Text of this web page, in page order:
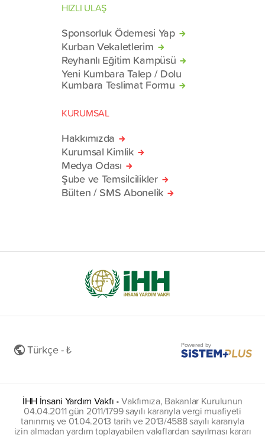
HIZLI ULAŞ
Sponsorluk Ödemesi Yap
Kurban Vekaletlerim
Reyhanlı Eğitim Kampüsü
Yeni Kumbara Talep / Dolu
Kumbara Teslimat Formu
KURUMSAL
Hakkımızda
Kurumsal Kimlik
Medya Odası
Şube ve Temsilcilikler
Bülten / SMS Abonelik
Türkçe - ₺ Powered by
İHH İnsani Yardım Vakfı •Vakfımıza, Bakanlar Kurulunun
04.04.2011 gün 2011/1799 sayılı kararıyla vergi muafiyeti
tanınmış ve 01.04.2013 tarih ve 2013/4588 sayılı kararıyla
izin almadan yardım toplayabilen vakıflardan sayılması kararı